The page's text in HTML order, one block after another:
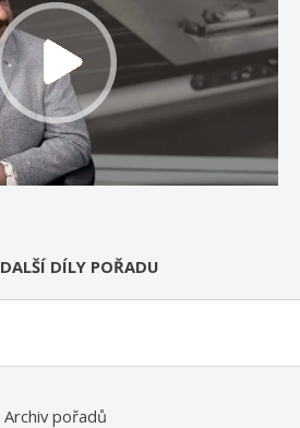
DALŠÍ DÍLY POŘADU
Archiv pořadů